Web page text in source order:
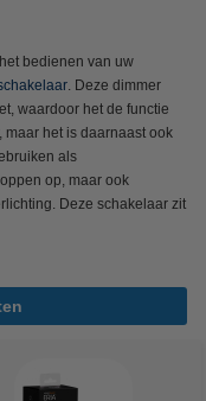
bedienen van uw
. Deze dimmer
waardoor het de functie
maar het is daarnaast ook
als
op, maar ook
Deze schakelaar zit